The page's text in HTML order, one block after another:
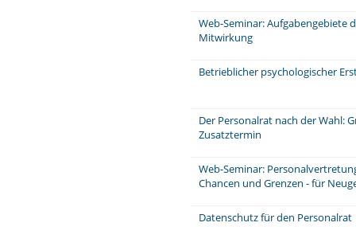
Web-Seminar: Aufgabengebiete
Mitwirkung
Betrieblicher psychologischer
Der Personalrat nach der Wahl:
Zusatztermin
Web-Seminar:
Chancen und Grenzen - für
Datenschutz für den Personalrat